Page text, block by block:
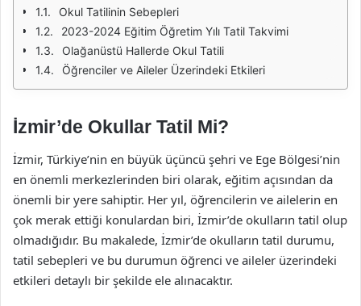
Okul Tatilinin Sebepleri
2023-2024 Eğitim Öğretim Yılı Tatil Takvimi
Olağanüstü Hallerde Okul Tatili
Öğrenciler ve Aileler Üzerindeki Etkileri
İzmir’de Okullar Tatil Mi?
İzmir, Türkiye’nin en büyük üçüncü şehri ve Ege Bölgesi’nin
en önemli merkezlerinden biri olarak, eğitim açısından da
önemli bir yere sahiptir. Her yıl, öğrencilerin ve ailelerin en
çok merak ettiği konulardan biri, İzmir’de okulların tatil olup
olmadığıdır. Bu makalede, İzmir’de okulların tatil durumu,
tatil sebepleri ve bu durumun öğrenci ve aileler üzerindeki
etkileri detaylı bir şekilde ele alınacaktır.